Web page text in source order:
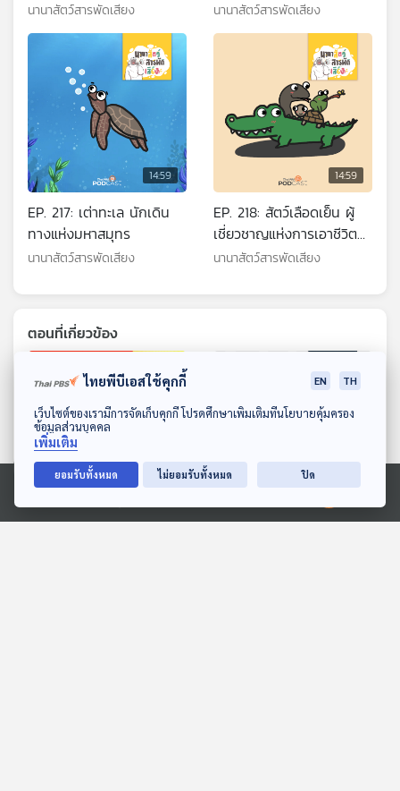
ดาวน์โหลด Thai PBS Podcast Application
Ⓒ 2020 องค์การกระจายเสียงและแพร่ภาพสาธารณะแห่งประเทศไทย
นานาสัตว์สารพัดเสียง นานาสัตว์สารพัดเสียง
14:59
EP. 217: เต่าทะเล นักเดิน
ทางแห่งมหาสมุทร
นานาสัตว์สารพัดเสียง
14:59
EP. 218: สัตว์เลือดเย็น ผู้
เชี่ยวชาญแห่งการเอาชีวิต
รอด
นานาสัตว์สารพัดเสียง
ตอนที่เกี่ยวข้อง
ไทยพีบีเอสใช้คุกกี้ EN TH
เว็บไซต์ของเรามีการจัดเก็บคุกกี้ โปรดศึกษาเพิ่มเติมที่นโยบายคุ้มครอง
ข้อมูลส่วนบุคคล
เพิ่มเติม
ยอมรับทั้งหมด ไม่ยอมรับทั้งหมด ปิด